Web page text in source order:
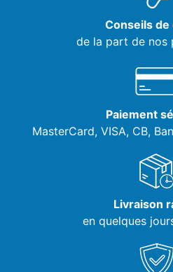
Conseils de
de la part de nos
Paiement
MasterCard, VISA, CB,
Livraison
en quelques